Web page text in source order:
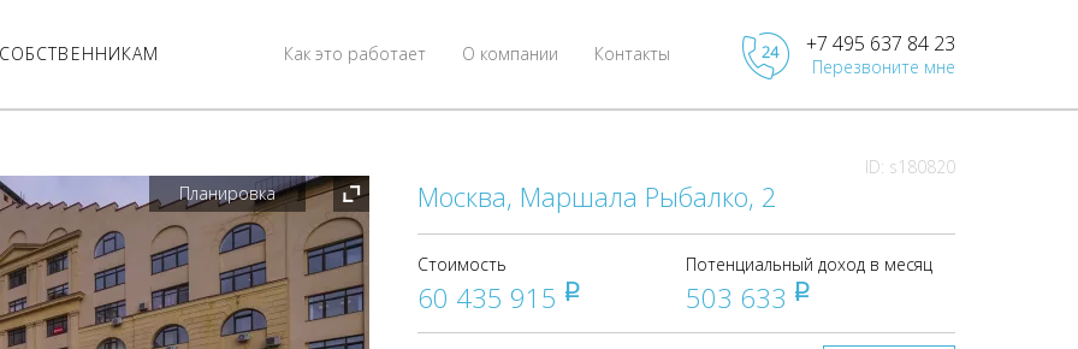
Контакты
О компании
Как это работает +7 495 637 84 23
Перезвоните мне
ID: s180820
Планировка
Москва, Маршала Рыбалко, 2
Стоимость
60 435 915 pуб
Потенциальный доход в месяц
503 633 pуб